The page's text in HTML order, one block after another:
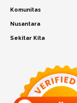
Komunitas
Nusantara
Sekitar Kita